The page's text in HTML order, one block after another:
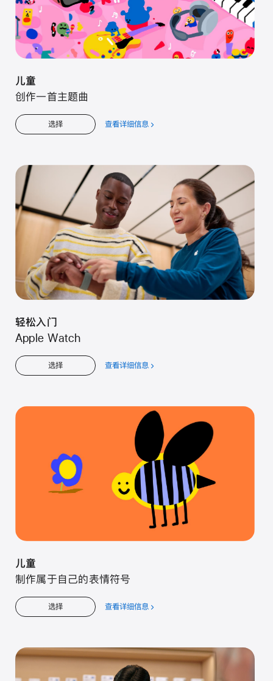
儿童
创作一首主题曲
选择 查看详细信息 关
轻松入门
Apple Watch
选择 查看详细信息 关
儿童
制作属于自己的表情符号
选择 查看详细信息 关